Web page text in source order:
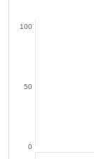
0
50
100
tích
Thuật
Dịch